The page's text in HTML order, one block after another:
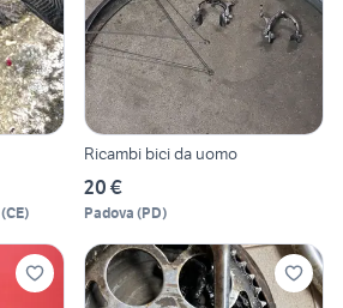
(CE)
Ricambi bici da uomo
20 €
Padova (PD)